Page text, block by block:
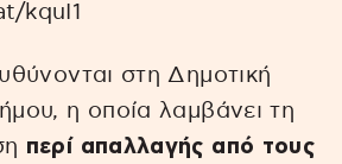
kquI1
στη Δημοτική
η οποία λαμβάνει τη
περί απαλλαγής από τους